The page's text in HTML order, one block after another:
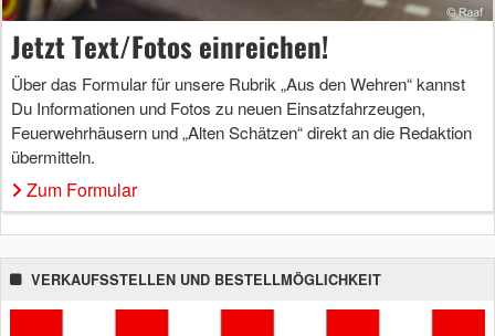
Jetzt Text/Fotos einreichen!
Über das Formular für unsere Rubrik „Aus den Wehren“ kannst
Du Informationen und Fotos zu neuen Einsatzfahrzeugen,
Feuerwehrhäusern und „Alten Schätzen“ direkt an die Redaktion
übermitteln.
Zum Formular
VERKAUFSSTELLEN UND BESTELLMÖGLICHKEIT